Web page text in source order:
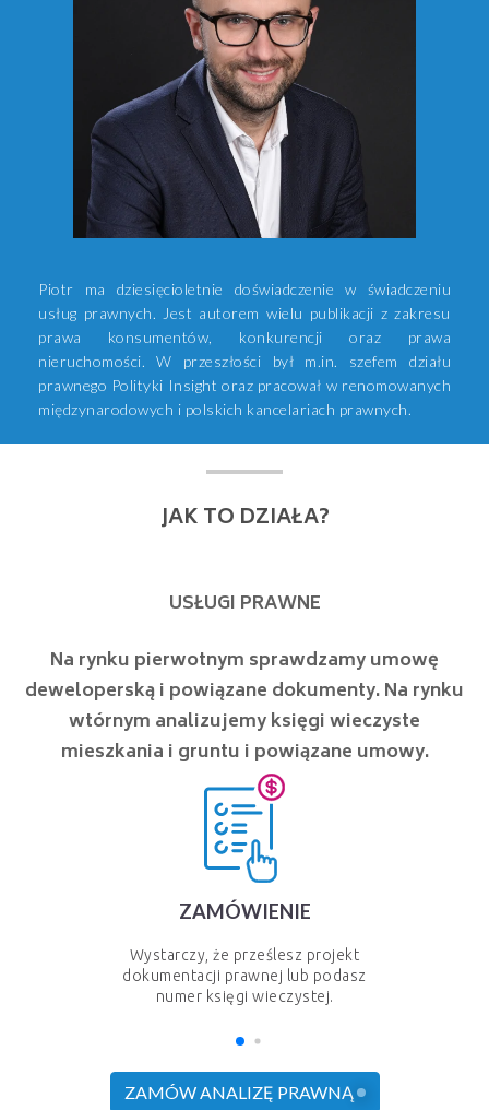
Piotr ma dziesięcioletnie doświadczenie w świadczeniu
usług prawnych. Jest autorem wielu publikacji z zakresu
prawa konsumentów, konkurencji oraz prawa
nieruchomości. W przeszłości był m.in. szefem działu
prawnego Polityki Insight oraz pracował w renomowanych
międzynarodowych i polskich kancelariach prawnych.
JAK TO DZIAŁA?
USŁUGI PRAWNE
Na rynku pierwotnym sprawdzamy umowę
deweloperską i powiązane dokumenty. Na rynku
wtórnym analizujemy księgi wieczyste
mieszkania i gruntu i powiązane umowy.
ZAMÓWIENIE
Wystarczy, że prześlesz projekt
dokumentacji prawnej lub podasz
numer księgi wieczystej.
ZAMÓW ANALIZĘ PRAWNĄ